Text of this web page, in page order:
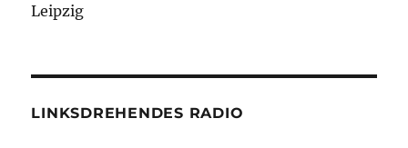
Leipzig
LINKSDREHENDES RADIO